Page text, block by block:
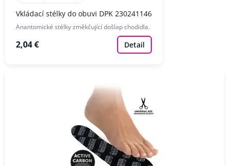
Vkládací stélky do obuvi DPK 230241146
Anantomické stélky změkčující došlap chodidla.
2,04 € Detail